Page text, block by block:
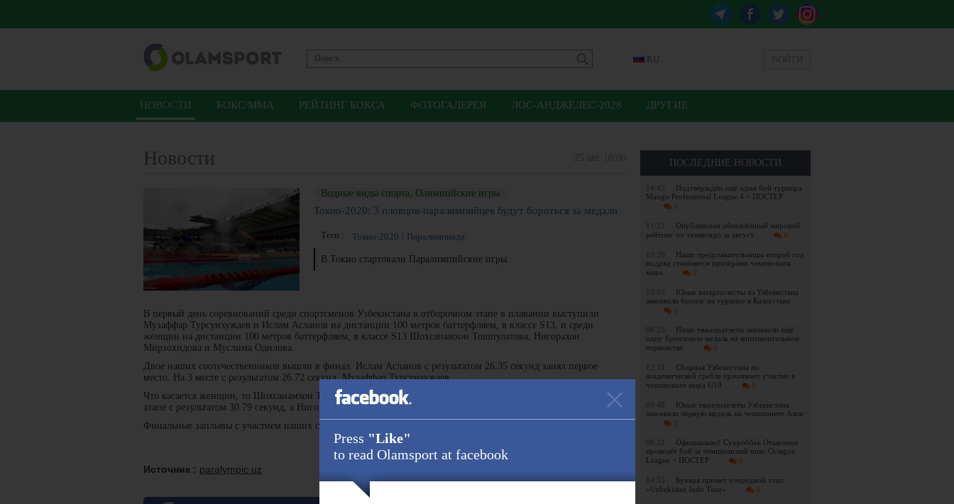
RU
НОВОСТИ БОКС/ММА РЕЙТИНГ БОКСА ФОТОГАЛЕРЕЯ ЛОС-АНДЖЕЛЕС-2028 ДРУГИЕ
ПОСЛЕДНИЕ НОВОСТИ
14:45
Подтверждён ещё один бой турнира
Mangu Professional League 4 + ПОСТЕР
0
11:25
Опубликован обновлённый мировой
рейтинг по таэквондо за август
0
10:20
Наши представительницы второй год
подряд становятся призёрами чемпионата
мира
0
10:05
Юные ватерполисты из Узбекистана
завоевали бронзу на турнире в Казахстане
0
08:25
Наши тяжелоатлеты завоевали ещё
одну бронзовую медаль на континентальном
первенстве
0
12:31
Сборная Узбекистана по
академической гребле принимает участие в
чемпионате мира U19
0
09:48
Юные тяжелоатлеты Узбекистана
завоевали первую медаль на чемпионате Азии
0
08:31
Официально! Сухроббек Отажонов
проведёт бой за чемпионский пояс Octagon
League + ПОСТЕР
0
14:55
Бухара примет очередной этап
«Uzbekistan Judo Tour»
0
Новости
Водные виды спорта, Олимпийские игры
Токио-2020: 3 пловцов-паралимпийцев будут бороться за медали
Теги : Токио-2020 Паралимпиада
В Токио стартовали Паралимпийские игры.
В первый день соревнований среди спортсменов Узбекистана в отборочном этапе в плавании выступили
Музаффар Турсунхужаев и Ислам Асланов на дистанции 100 метров баттерфляем, в классе S13, и среди
женщин на дистанции 100 метров баттерфляем, в классе S13 Шохсанамхон Тошпулатова, Нигорахон
Мирзохидова и Муслима Одилова.
Двое наших соотечественников вышли в финал. Ислам Асланов с результатом 26.35 секунд занял первое
место. На 3 месте с результатом 26.72 секунд Музаффар Турсунхужаев.
Что касается женщин, то Шохсанамхон Тошпулатова завоевала путевку в финал, заняв 1 место в отборочном
этапе с результатом 30.79 секунд, а Нигорахон Мирзохидова и Муслима Одилова завершили свое участие.
Финальные заплывы с участием наших соотечественников по ташкентскому времени начнутся сегодня в 15:32.
Источник : paralympic.uz
Press "Like"
to read Olamsport at facebook